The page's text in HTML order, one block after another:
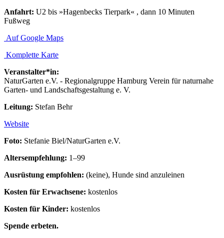
Anfahrt: U2 bis »Hagenbecks Tierpark« , dann 10 Minuten
Fußweg
Auf Google Maps
Komplette Karte
Veranstalter*in:
NaturGarten e.V. - Regionalgruppe Hamburg Verein für naturnahe
Garten- und Landschaftsgestaltung e. V.
Leitung: Stefan Behr
Website
Foto: Stefanie Biel/NaturGarten e.V.
Altersempfehlung: 1–99
Ausrüstung empfohlen: (keine), Hunde sind anzuleinen
Kosten für Erwachsene: kostenlos
Kosten für Kinder: kostenlos
Spende erbeten.